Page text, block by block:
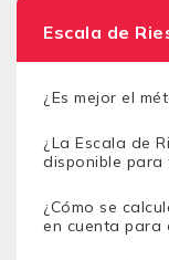
Escala de
¿Es mejor el
¿La Escala de
disponible para
¿Cómo se
en cuenta para